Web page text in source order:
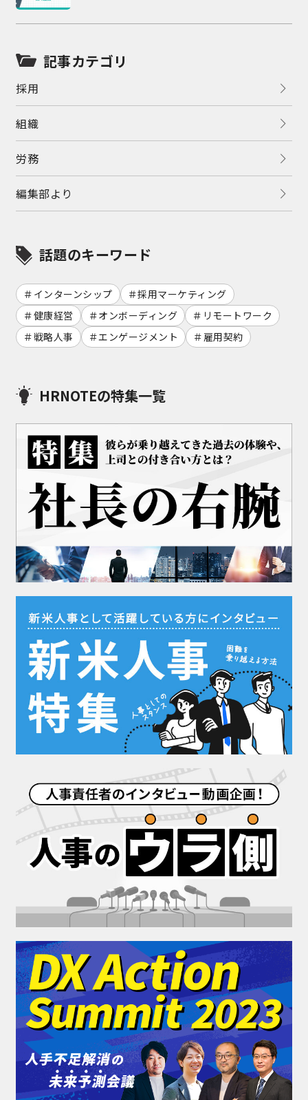
記事カテゴリ
採用
組織
労務
編集部より
話題のキーワード
インターンシップ
採用マーケティング
健康経営
オンボーディング
リモートワーク
戦略人事
エンゲージメント 雇用契約
HRNOTEの特集一覧